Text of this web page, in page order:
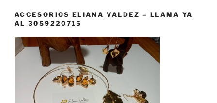
ACCESORIOS ELIANA VALDEZ – LLAMA YA
AL 3059220715